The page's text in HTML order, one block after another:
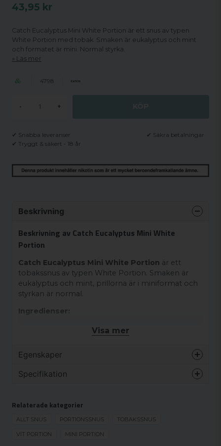
43,95 kr
Catch Eucalyptus Mini White Portion är ett snus av typen
White Portion med tobak. Smaken är eukalyptus och mint
och formatet är mini. Normal styrka.
Läs mer
4798
- +
✔ Snabba leveranser
✔ Säkra betalningar
✔ Tryggt & säkert - 18 år
Beskrivning
Beskrivning av Catch Eucalyptus Mini White
Portion
Catch Eucalyptus Mini White Portion är ett
tobakssnus av typen White Portion. Smaken är
eukalyptus och mint, prillorna är i miniformat och
styrkan är normal.
Ingredienser:
Tobak (Innehåller nikotin), vatten, växtfiber,
Visa mer
Egenskaper
Varumärke
Format
Styrka
Normal
Produkttyp
Specifikation
Relaterade kategorier
ALLT SNUS PORTIONSSNUS TOBAKSSNUS
VIT PORTION MINI PORTION